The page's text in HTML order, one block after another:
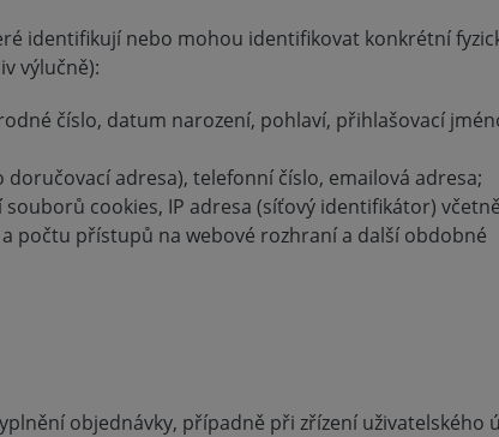
identifikují nebo mohou identifikovat konkrétní
výlučně):
číslo, datum narození, pohlaví, přihlašovací
adresa), telefonní číslo, emailová adresa;
cookies, IP adresa (síťový identifikátor)
počtu přístupů na webové rozhraní a další obdobné
objednávky, případně při zřízení uživatelského